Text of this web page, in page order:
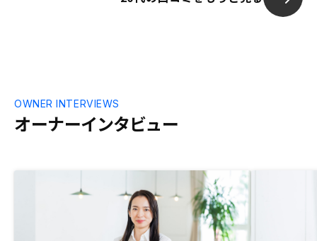
オーナーインタビュー
OWNER INTERVIEWS